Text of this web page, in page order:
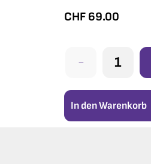
CHF 69.00
-
In den Warenkorb